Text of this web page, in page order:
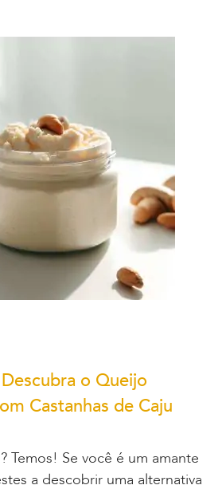
o Queijo
Castanhas de Caju
Temos! Se você é um amante
a descobrir uma alternativa